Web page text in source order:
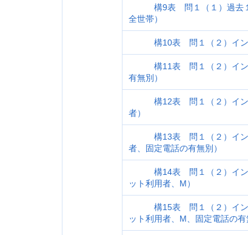
構9表 問１（１）過去１
全世帯）
構10表 問１（２）イン
構11表 問１（２）イン
有無別）
構12表 問１（２）イン
者）
構13表 問１（２）イン
者、固定電話の有無別）
構14表 問１（２）イン
ット利用者、M）
構15表 問１（２）イン
ット利用者、M、固定電話の有